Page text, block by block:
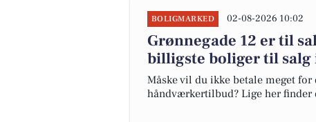
BOLIGMARKED 02-08-2026 10:02
Grønnegade 12 er til
billigste boliger til salg
Måske vil du ikke betale meget
håndværkertilbud? Lige her